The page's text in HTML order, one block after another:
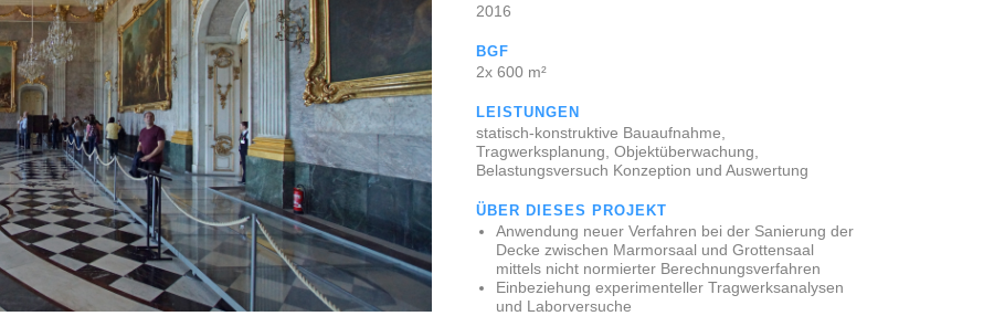
2016
BGF
2x 600 m²
LEISTUNGEN
statisch-konstruktive Bauaufnahme,
Tragwerksplanung, Objektüberwachung,
Belastungsversuch Konzeption und Auswertung
ÜBER DIESES PROJEKT
Anwendung neuer Verfahren bei der Sanierung der
Decke zwischen Marmorsaal und Grottensaal
mittels nicht normierter Berechnungsverfahren
Einbeziehung experimenteller Tragwerksanalysen
und Laborversuche